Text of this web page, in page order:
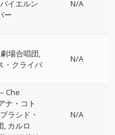
バイエルン
ー
N/A
場合唱団
・クライバ
N/A
Che
ナ・コト
プラシド・
カルロ
N/A